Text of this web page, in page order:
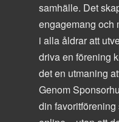
samhälle. Det
engagemang och
i alla åldrar att
driva en förening
det en utmaning
Genom
din